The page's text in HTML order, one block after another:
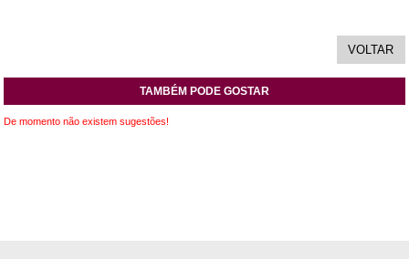
TAMBÉM PODE GOSTAR
De momento não existem sugestões!